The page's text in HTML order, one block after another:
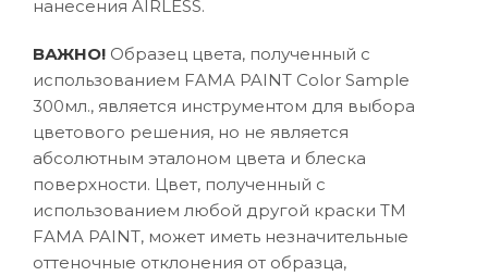
нанесения AIRLESS.
ВАЖНО! Образец цвета, полученный с
использованием FAMA PAINT Color Sample
300мл., является инструментом для выбора
цветового решения, но не является
абсолютным эталоном цвета и блеска
поверхности. Цвет, полученный с
использованием любой другой краски ТМ
FAMA PAINT, может иметь незначительные
оттеночные отклонения от образца,